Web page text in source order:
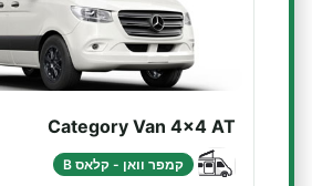
Category Van 4x4 AT
קמפר וואן - קלאס B